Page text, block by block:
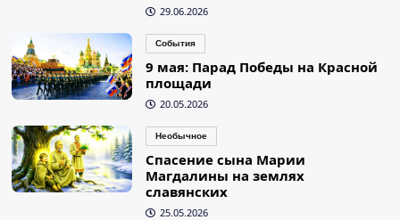
29.06.2026
События
9 мая: Парад Победы на Красной
площади
20.05.2026
Необычное
Спасение сына Марии
Магдалины на землях
славянских
25.05.2026